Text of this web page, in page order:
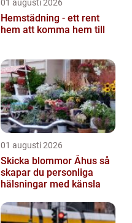
01 augusti 2026
Hemstädning - ett rent
hem att komma hem till
01 augusti 2026
Skicka blommor Åhus så
skapar du personliga
hälsningar med känsla